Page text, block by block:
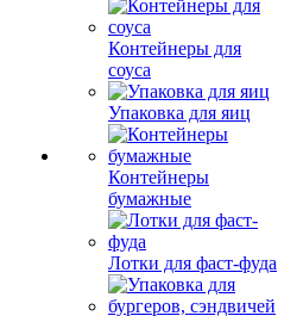
Контейнеры для
соуса
Упаковка для яиц
Контейнеры
бумажные
Лотки для фаст-фуда